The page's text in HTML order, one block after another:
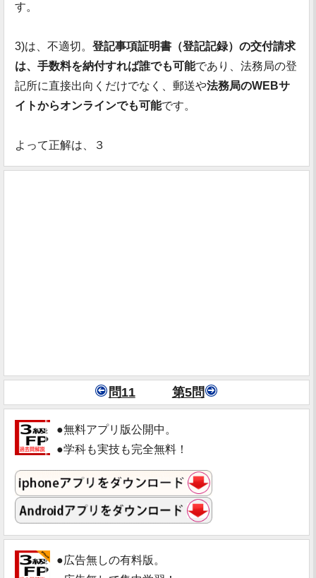
す。
3)は、不適切。 登記事項証明書（登記記録）の交付請求
は、手数料を納付すれば誰でも可能であり、法務局の登
記所に直接出向くだけでなく、郵送や法務局のWEBサ
イトからオンラインでも可能です。
よって正解は、３
問11 第5問
●無料アプリ版公開中。
●学科も実技も完全無料！
●広告無しの有料版。